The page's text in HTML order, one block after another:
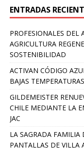
ENTRADAS
PROFESIONALES DEL
AGRICULTURA
SOSTENIBILIDAD
ACTIVAN CÓDIGO
BAJAS
GILDEMEISTER
CHILE MEDIANTE LA
JAC
LA SAGRADA FAMILIA
PANTALLAS DE VILLA